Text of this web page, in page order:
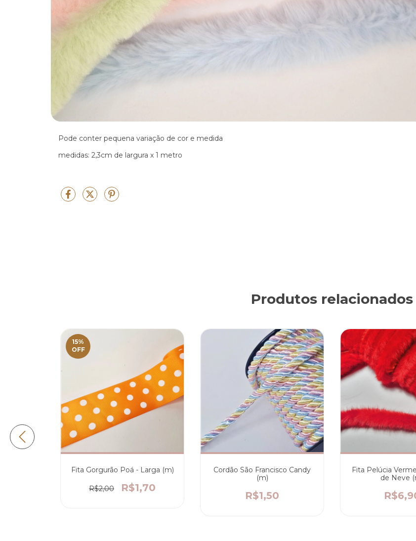
Pode conter pequena variação de cor e medida
medidas: 2,3cm de largura x 1 metro
Produtos relacionados
15%
OFF
Fita Gorgurão Poá - Larga (m)
R$2,00 R$1,70
Cordão São Francisco Candy
(m)
R$1,50
Fita Pelúcia
de Neve